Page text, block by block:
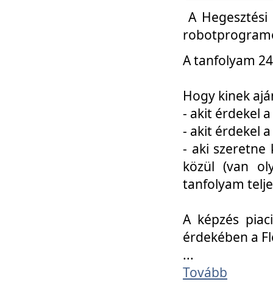
A
A tanfolyam
Hogy kinek
- akit érdekel
- akit érdekel
- aki szeretne
közül (van
tanfolyam
A képzés
érdekében a
...
Tovább